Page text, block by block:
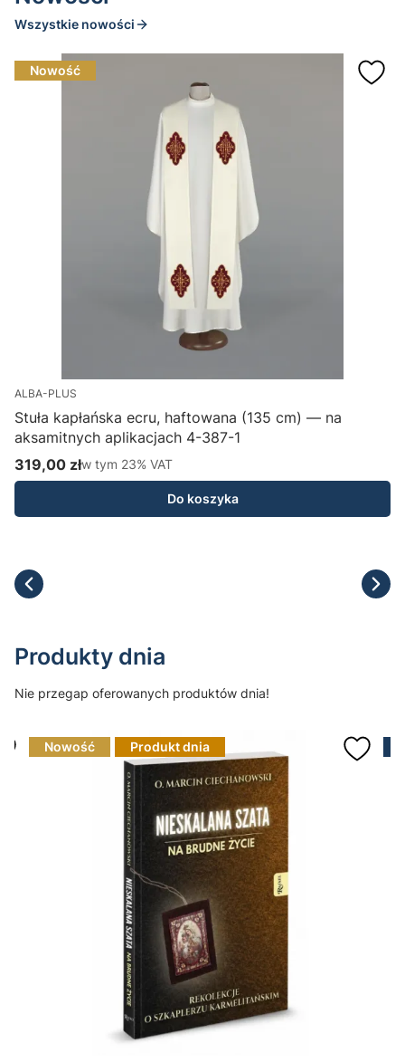
Wszystkie nowości
Nowość
ALBA-PLUS
Stuła kapłańska ecru, haftowana (135 cm) — na
aksamitnych aplikacjach 4-387-1
Cena brutto
319,00 złw tym %s VAT
w tym 23% VAT
Do koszyka
Produkty dnia
Nie przegap oferowanych produktów dnia!
Nowość Produkt dnia